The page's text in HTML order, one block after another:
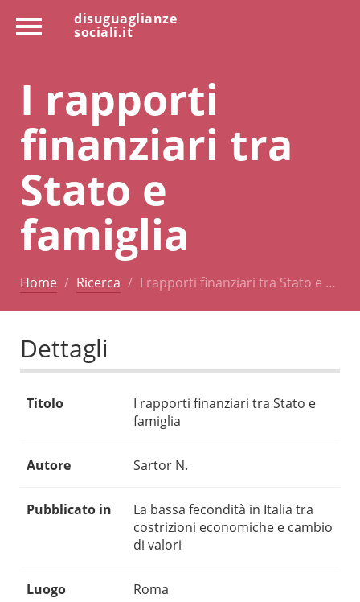
disuguaglianze
sociali.it
I rapporti
finanziari tra
Stato e
famiglia
Home Ricerca I rapporti finanziari tra Stato e …
Dettagli
Titolo
I rapporti finanziari tra Stato e
famiglia
Autore Sartor N.
Pubblicato in
La bassa fecondità in Italia tra
costrizioni economiche e cambio
di valori
Luogo Roma